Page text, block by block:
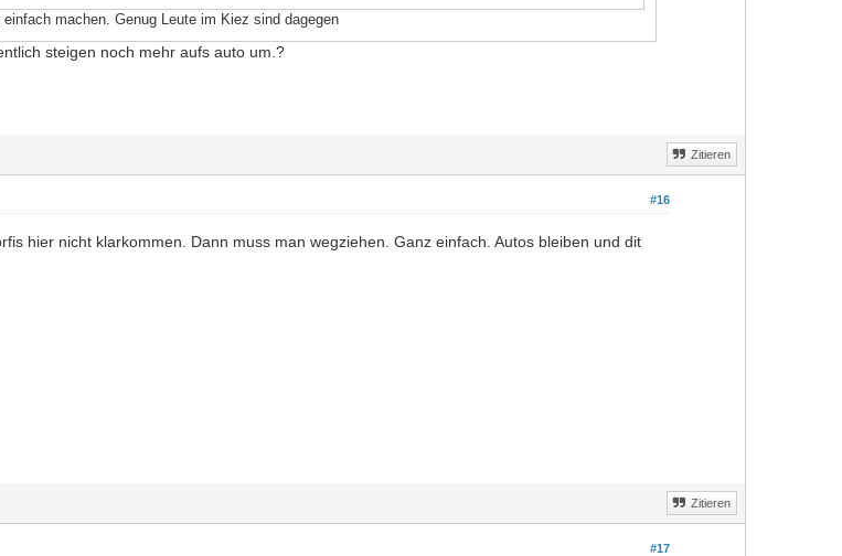
machen. Genug Leute im Kiez sind dagegen
steigen noch mehr aufs auto um.?
Zitieren
#16
hier nicht klarkommen. Dann muss man wegziehen. Ganz einfach. Autos bleiben und dit
Zitieren
#17